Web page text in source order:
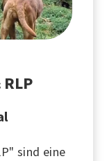
sind eine